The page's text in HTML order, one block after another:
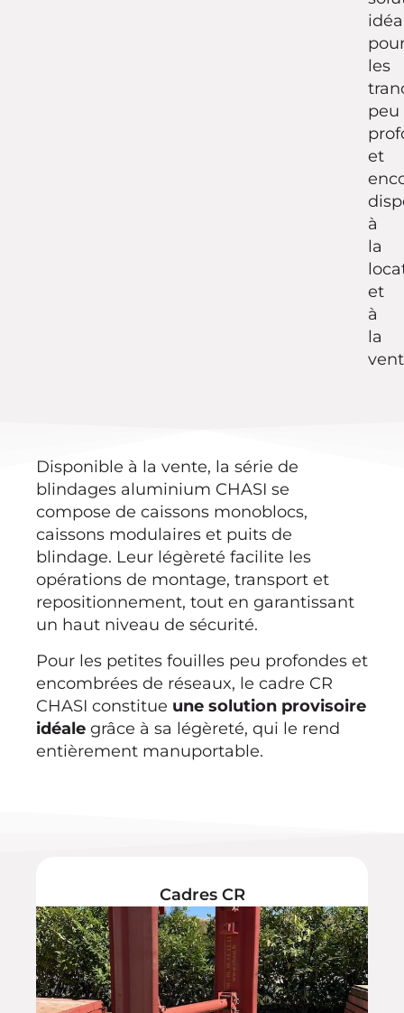
les
peu
et
à
la
et
à
la
Disponible à la vente, la série de
blindages aluminium CHASI se
compose de caissons monoblocs,
caissons modulaires et puits de
blindage. Leur légèreté facilite les
opérations de montage, transport et
repositionnement, tout en garantissant
un haut niveau de sécurité.
Pour les petites fouilles peu profondes et
encombrées de réseaux, le cadre CR
CHASI constitue une solution provisoire
idéale grâce à sa légèreté, qui le rend
entièrement manuportable.
Cadres CR